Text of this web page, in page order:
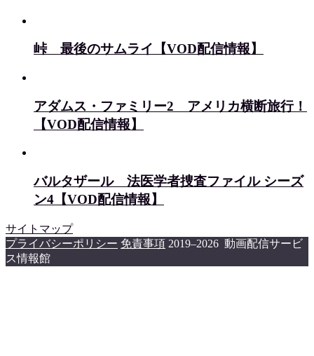
峠 最後のサムライ【VOD配信情報】
アダムス・ファミリー2 アメリカ横断旅行！
【VOD配信情報】
バルタザール 法医学者捜査ファイル シーズ
ン4【VOD配信情報】
サイトマップ
プライバシーポリシー 免責事項 2019–2026 動画配信サービ
ス情報館